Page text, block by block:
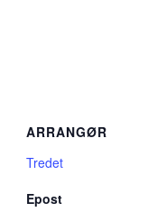
ARRANGØR
Tredet
Epost